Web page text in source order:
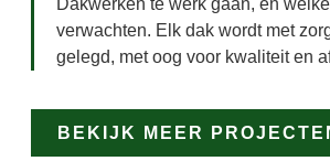
Dakwerken te werk gaan, en
verwachten. Elk dak wordt met
gelegd, met oog voor kwaliteit en
BEKIJK MEER